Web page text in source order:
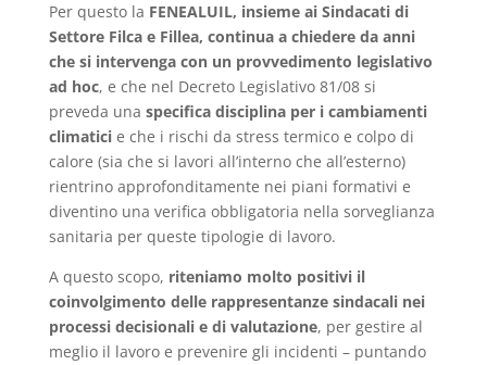
Per questo la FENEALUIL, insieme ai Sindacati di
Settore Filca e Fillea, continua a chiedere da anni
che si intervenga con un provvedimento legislativo
ad hoc, e che nel Decreto Legislativo 81/08 si
preveda una specifica disciplina per i cambiamenti
climaticie che i rischi da stress termico e colpo di
calore (sia che si lavori all’interno che all’esterno)
rientrino approfonditamente nei piani formativi e
diventino una verifica obbligatoria nella sorveglianza
sanitaria per queste tipologie di lavoro.
A questo scopo, riteniamo molto positivi il
coinvolgimento delle rappresentanze sindacali nei
processi decisionali e di valutazione, per gestire al
meglio il lavoro e prevenire gli incidenti – puntando